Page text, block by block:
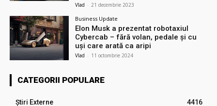
Vlad - 21 decembrie 2023
Business Update
Elon Musk a prezentat robotaxiul
Cyberсab – fără volan, pedale și cu
uși care arată ca aripi
Vlad - 11 octombrie 2024
CATEGORII POPULARE
Știri Externe 4416